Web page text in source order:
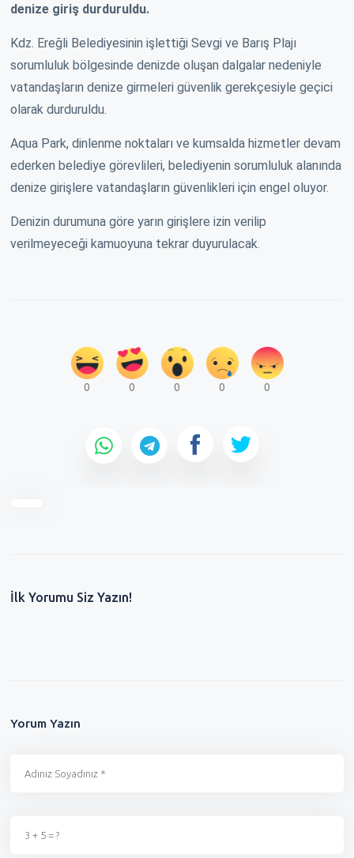
denize giriş durduruldu.
Kdz. Ereğli Belediyesinin işlettiği Sevgi ve Barış Plajı
sorumluluk bölgesinde denizde oluşan dalgalar nedeniyle
vatandaşların denize girmeleri güvenlik gerekçesiyle geçici
olarak durduruldu.
Aqua Park, dinlenme noktaları ve kumsalda hizmetler devam
ederken belediye görevlileri, belediyenin sorumluluk alanında
denize girişlere vatandaşların güvenlikleri için engel oluyor.
Denizin durumuna göre yarın girişlere izin verilip
verilmeyeceği kamuoyuna tekrar duyurulacak.
0 0 0 0 0
İlk Yorumu Siz Yazın!
Yorum Yazın